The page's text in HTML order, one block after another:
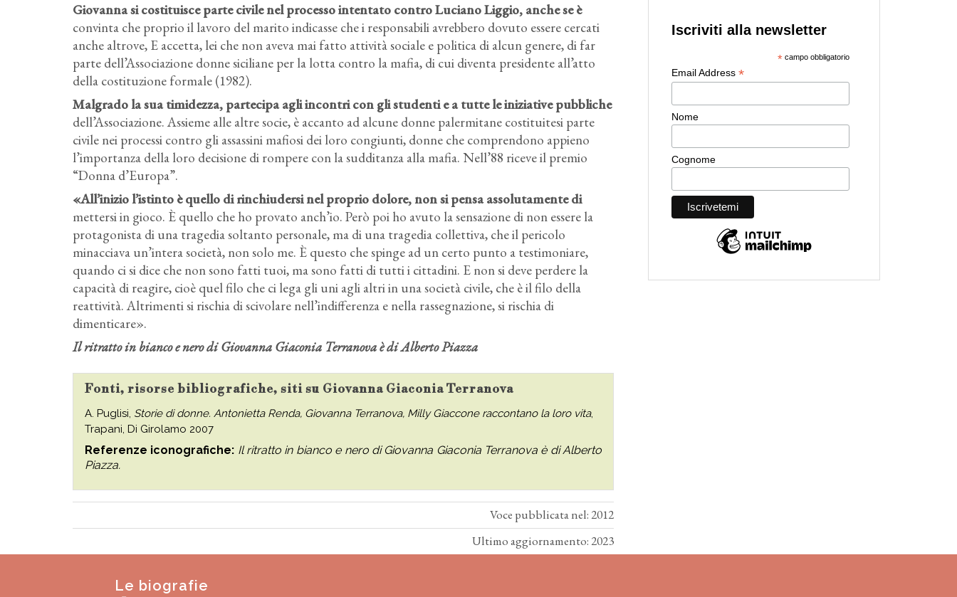
Giovanna si costituisce parte civile nel processo intentato contro Luciano Liggio, anche se è
convinta che proprio il lavoro del marito indicasse che i responsabili avrebbero dovuto essere cercati
anche altrove, E accetta, lei che non aveva mai fatto attività sociale e politica di alcun genere, di far
parte dell’Associazione donne siciliane per la lotta contro la mafia, di cui diventa presidente all’atto
della costituzione formale (1982).
Malgrado la sua timidezza, partecipa agli incontri con gli studenti e a tutte le iniziative pubbliche
dell’Associazione. Assieme alle altre socie, è accanto ad alcune donne palermitane costituitesi parte
civile nei processi contro gli assassini mafiosi dei loro congiunti, donne che comprendono appieno
l’importanza della loro decisione di rompere con la sudditanza alla mafia. Nell’88 riceve il premio
“Donna d’Europa”.
«All’inizio l’istinto è quello di rinchiudersi nel proprio dolore, non si pensa assolutamente di
mettersi in gioco. È quello che ho provato anch’io. Però poi ho avuto la sensazione di non essere la
protagonista di una tragedia soltanto personale, ma di una tragedia collettiva, che il pericolo
minacciava un’intera società, non solo me. È questo che spinge ad un certo punto a testimoniare,
quando ci si dice che non sono fatti tuoi, ma sono fatti di tutti i cittadini. E non si deve perdere la
capacità di reagire, cioè quel filo che ci lega gli uni agli altri in una società civile, che è il filo della
reattività. Altrimenti si rischia di scivolare nell’indifferenza e nella rassegnazione, si rischia di
dimenticare».
Il ritratto in bianco e nero di Giovanna Giaconia Terranova è di Alberto Piazza
Fonti, risorse bibliografiche, siti su Giovanna Giaconia Terranova
A. Puglisi, Storie di donne. Antonietta Renda, Giovanna Terranova, Milly Giaccone raccontano la loro vita,
Trapani, Di Girolamo 2007
Referenze iconografiche: Il ritratto in bianco e nero di Giovanna Giaconia Terranova è di Alberto
Piazza.
Voce pubblicata nel: 2012
Ultimo aggiornamento: 2023
Le biografie